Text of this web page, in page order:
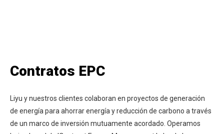
Contratos EPC
Liyu y nuestros clientes colaboran en proyectos de generación
de energía para ahorrar energía y reducción de carbono a través
de un marco de inversión mutuamente acordado. Operamos